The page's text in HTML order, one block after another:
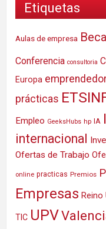
Etiquetas
Aulas de empresa Beca
Conferencia consultoria
Europa
prácticas
Empleo GeeksHubs hp IA
internacional
Ofertas de Trabajo
online practicas Premios
Empresas Reino
TIC UPV